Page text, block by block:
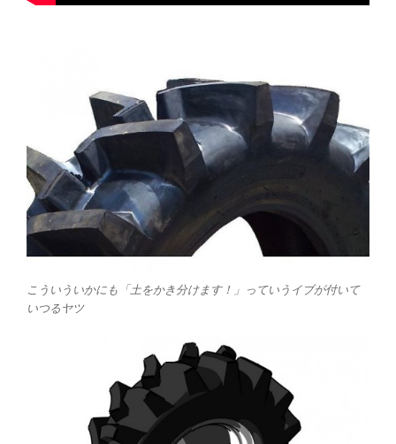
こういういかにも「土をかき分けます！」っていうイブが付いて
いつるヤツ